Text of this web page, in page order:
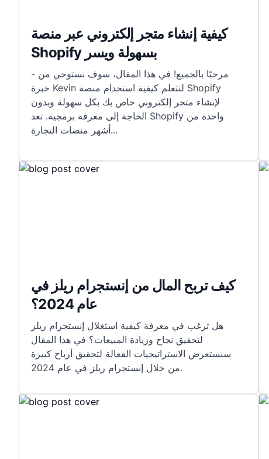
كيفية إنشاء متجر إلكتروني عبر منصة
Shopify بسهولة ويسر
- مرحبًا بالجميع! في هذا المقال، سوف نستوحي من
خبرة Kevin لنتعلم كيفية استخدام منصة Shopify
لإنشاء متجر إلكتروني خاص بك بكل سهولة وبدون
الحاجة إلى معرفة برمجية. تعد Shopify واحدة من
أشهر منصات التجارة...
كيف تربح المال من إنستجرام ريلز في
عام 2024؟
هل ترغب في معرفة كيفية استغلال إنستجرام ريلز
لتحقيق نجاح وزيادة المبيعات؟ في هذا المقال
سنستعرض الاستراتيجيات الفعالة لتحقيق أرباح كبيرة
من خلال إنستجرام ريلز في عام 2024.